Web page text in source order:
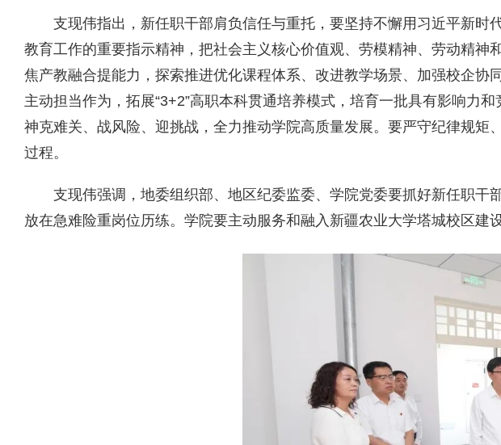
支现伟指出，新任职干部肩负信任与重托，要坚持不懈用习近平新
教育工作的重要指示精神，把社会主义核心价值观、劳模精神、劳动精神
焦产教融合提能力，探索推进优化课程体系、改进教学场景、加强校企
主动担当作为，拓展“3+2”高职本科贯通培养模式，培育一批具有影响力
神克难关、战风险、迎挑战，全力推动学院高质量发展。要严守纪律规
过程。
支现伟强调，地委组织部、地区纪委监委、学院党委要抓好新任职
放在急难险重岗位历练。学院要主动服务和融入新疆农业大学塔城校区建